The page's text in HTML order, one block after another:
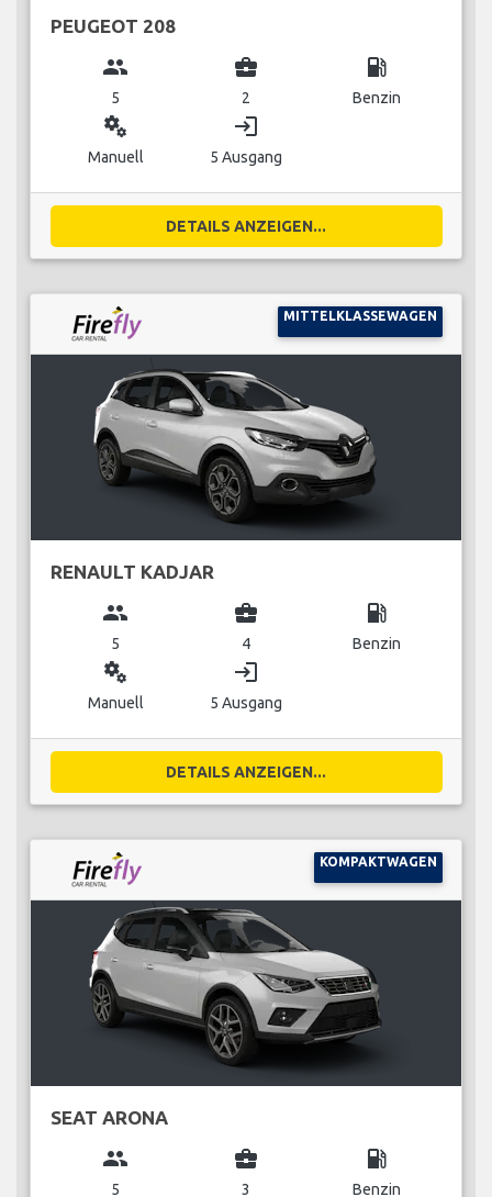
PEUGEOT 208
group
5
business_center
2
local_gas_station
Benzin
miscellaneous_services
Manuell
login
5 Ausgang
DETAILS ANZEIGEN...
MITTELKLASSEWAGEN
RENAULT KADJAR
group
5
business_center
4
local_gas_station
Benzin
miscellaneous_services
Manuell
login
5 Ausgang
DETAILS ANZEIGEN...
KOMPAKTWAGEN
SEAT ARONA
group
5
business_center
3
local_gas_station
Benzin